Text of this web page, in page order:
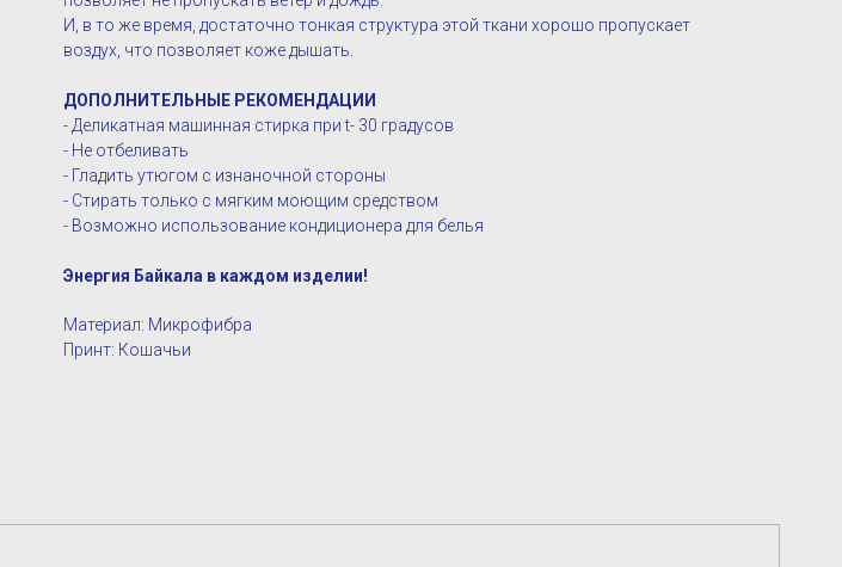
И, в то же время, достаточно тонкая структура этой ткани хорошо пропускает
воздух, что позволяет коже дышать.
ДОПОЛНИТЕЛЬНЫЕ РЕКОМЕНДАЦИИ
- Деликатная машинная стирка при t- 30 градусов
- Не отбеливать
- Гладить утюгом с изнаночной стороны
- Стирать только с мягким моющим средством
- Возможно использование кондиционера для белья
Энергия Байкала в каждом изделии!
Материал: Микрофибра
Принт: Кошачьи